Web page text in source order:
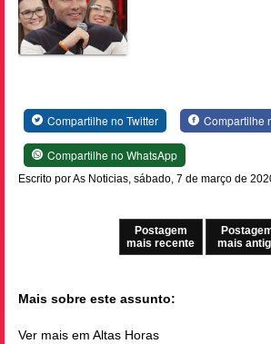
Compartilhe no Twitter Compartilhe
Compartilhe no WhatsApp
Escrito por As Noticias, sábado, 7 de março de
Postagem
mais recente
mais
Mais sobre este assunto:
Ver mais em Altas Horas